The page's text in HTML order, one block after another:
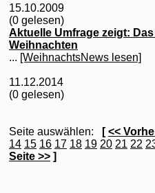
15.10.2009
(0 gelesen)
Aktuelle Umfrage zeigt:
Weihnachten
... [WeihnachtsNews lesen]
11.12.2014
(0 gelesen)
Seite auswählen: [<<
14 15 16 17 18 19 20 21 22
Seite >> ]